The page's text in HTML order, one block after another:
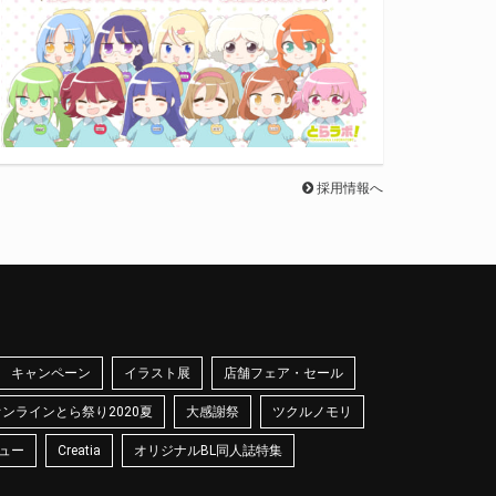
採用情報へ
キャンペーン イラスト展 店舗フェア・セール
ラインとら祭り2020夏 大感謝祭 ツクルノモリ
ー Creatia オリジナルBL同人誌特集